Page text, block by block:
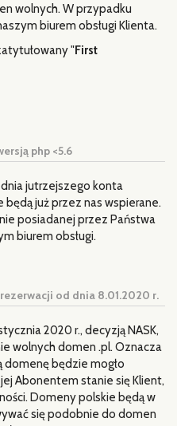
wolnych. W przypadku
biurem obsługi Klienta.
"First
php <5.6
jutrzejszego konta
będą już przez nas wspierane.
posiadanej przez Państwa
biurem obsługi.
od dnia 8.01.2020 r.
2020 r., decyzją NASK,
wolnych domen .pl. Oznacza
domenę będzie mogło
Abonentem stanie się Klient,
Domeny polskie będą w
się podobnie do domen